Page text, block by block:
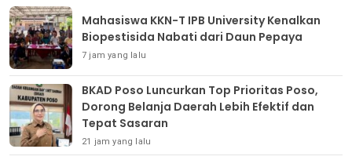
Mahasiswa KKN-T IPB University Kenalkan
Biopestisida Nabati dari Daun Pepaya
7 jam yang lalu
BKAD Poso Luncurkan Top Prioritas Poso,
Dorong Belanja Daerah Lebih Efektif dan
Tepat Sasaran
21 jam yang lalu